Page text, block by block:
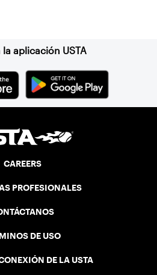
la aplicación USTA
CAREERS
PROFESIONALES
DE USO
DE LA USTA